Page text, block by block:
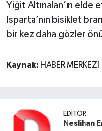
Yiğit Altınalan’ın elde
Isparta’nın bisiklet
bir kez daha gözler
Kaynak: HABER MERKEZİ
EDITÖR
Neslihan